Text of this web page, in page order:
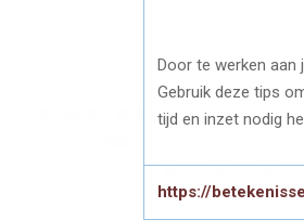
Door te werken aan
Gebruik deze tips
tijd en inzet nodig
https://